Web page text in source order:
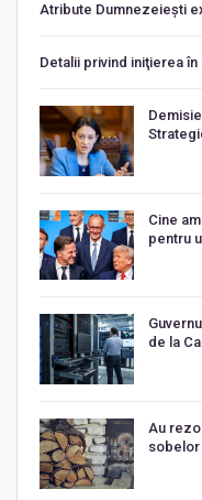
Atribute Dumnezeiești
Detalii privind iniţierea
Cine
pentru
de la
Au